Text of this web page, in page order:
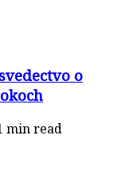
o
min read